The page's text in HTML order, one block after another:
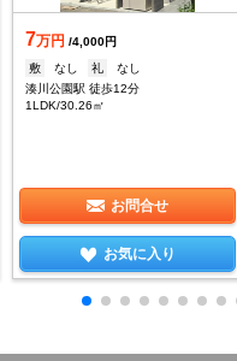
7万円 /4,000円
敷
なし 礼
なし
湊川公園駅 徒歩12分
1LDK/30.26㎡
お問合せ
お気に入り